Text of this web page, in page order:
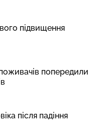
підвищення
попередили
після падіння